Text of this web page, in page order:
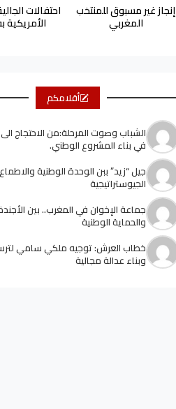
إنجاز غير مسبوق للمنتخب
المغربي
احتفالات
الأمريكية
أقلامكم
الشباب وصوت المرحلة:من الاحتجاج
في بناء المشروع الوطني.
جيل “زيد” ببن الوحدة الوطنية والاطماع
الجيوستراتيجية
جماعة الإخوان في المغرب.. بين
والحماية الوطنية
خطاب العرش: توجيه ملكي سامي
وبناء عدالة مجالية